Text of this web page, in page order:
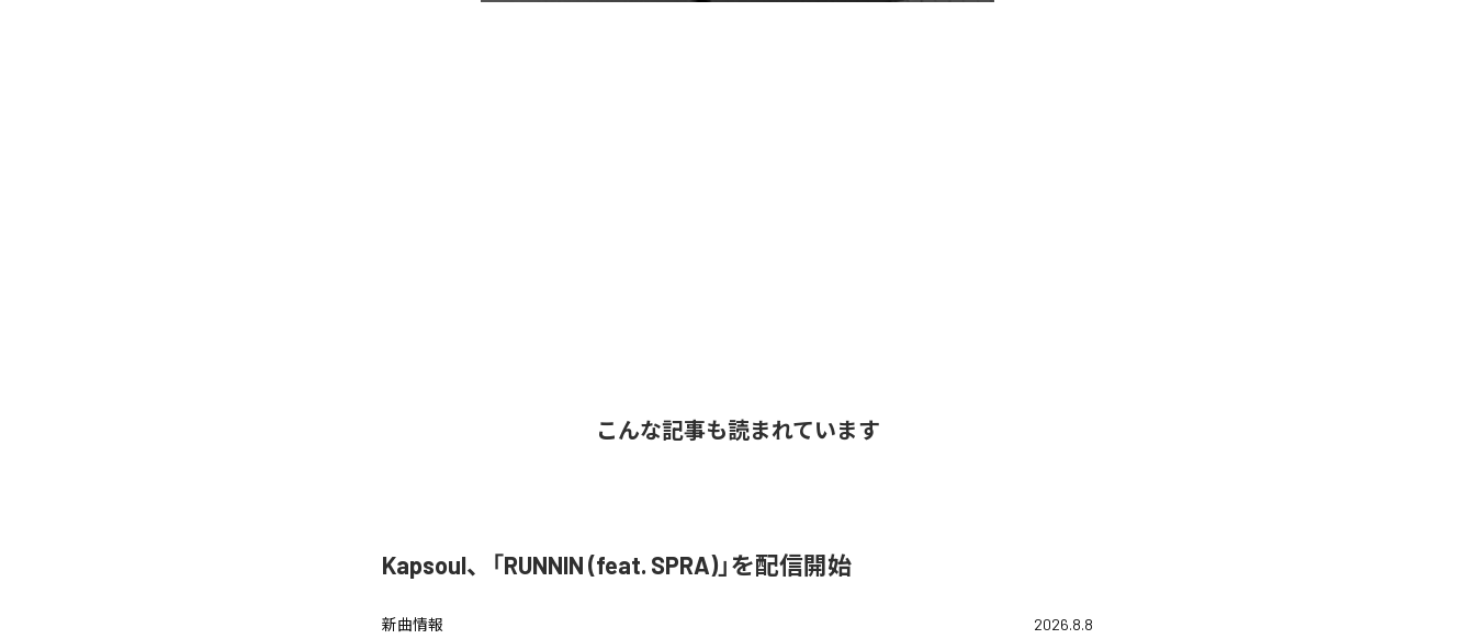
こんな記事も読まれています
Kapsoul、「RUNNIN (feat. SPRA)」を配信開始
新曲情報 2026.8.8